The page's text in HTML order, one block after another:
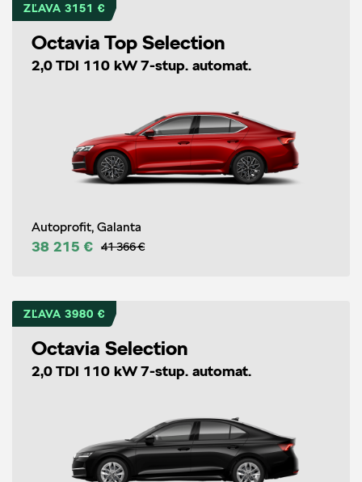
ZĽAVA 3151 €
Octavia Top Selection
2,0 TDI 110 kW 7-stup. automat.
Autoprofit, Galanta
38 215 € 41 366 €
ZĽAVA 3980 €
Octavia Selection
2,0 TDI 110 kW 7-stup. automat.